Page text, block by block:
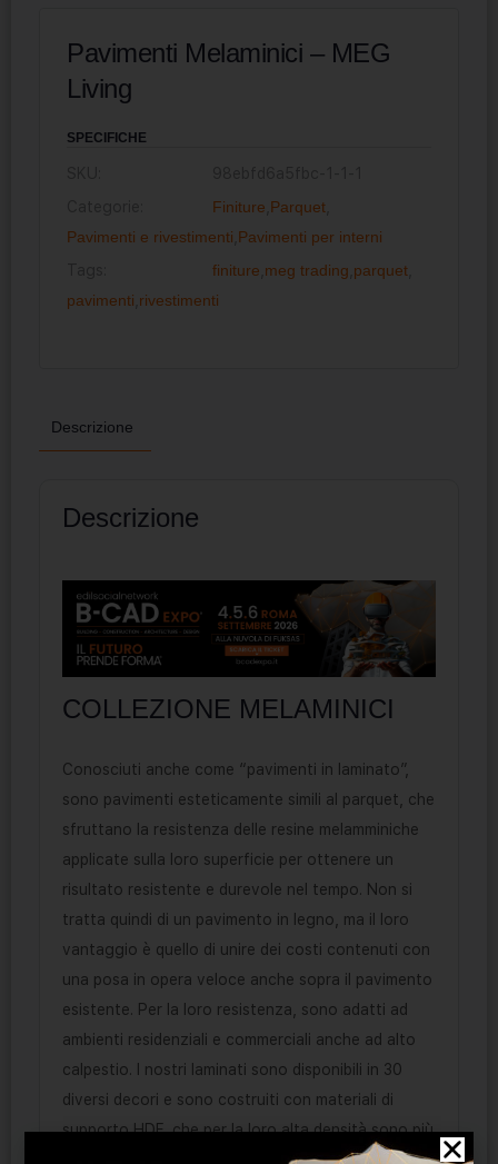
Pavimenti Melaminici – MEG
Living
SPECIFICHE
Finiture Parquet
Pavimenti e rivestimenti Pavimenti per interni
finiture meg trading parquet
pavimenti rivestimenti
Descrizione
Descrizione
COLLEZIONE MELAMINICI
Conosciuti anche come “pavimenti in laminato”,
sono pavimenti esteticamente simili al parquet, che
sfruttano la resistenza delle resine melamminiche
applicate sulla loro superficie per ottenere un
risultato resistente e durevole nel tempo. Non si
tratta quindi di un pavimento in legno, ma il loro
vantaggio è quello di unire dei costi contenuti con
una posa in opera veloce anche sopra il pavimento
esistente. Per la loro resistenza, sono adatti ad
ambienti residenziali e commerciali anche ad alto
calpestio. I nostri laminati sono disponibili in 30
diversi decori e sono costruiti con materiali di
supporto HDF, che per la loro alta densità sono più
stabili e resistenti all’umidità, il nemico numero uno